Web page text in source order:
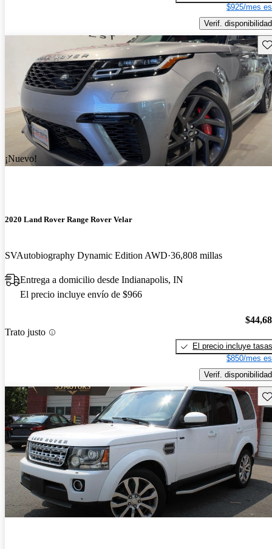
$925/mes
Verif. disponibilidad
¡Nuevo!
2020 Land Rover Range Rover Velar
SVAutobiography Dynamic Edition AWD 36,808 millas
Entrega a domicilio desde Indianapolis, IN
El precio incluye envío de $966
Trato justo
El precio incluye tasas
$850/mes
Verif. disponibilidad